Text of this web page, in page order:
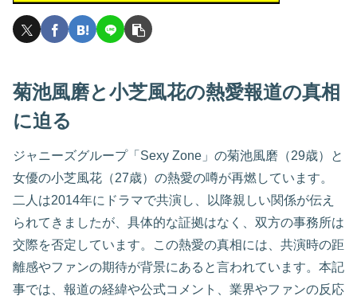
菊池風磨と小芝風花の熱愛報道の真相
に迫る
ジャニーズグループ「Sexy Zone」の菊池風磨（29歳）と
女優の小芝風花（27歳）の熱愛の噂が再燃しています。
二人は2014年にドラマで共演し、以降親しい関係が伝え
られてきましたが、具体的な証拠はなく、双方の事務所は
交際を否定しています。この熱愛の真相には、共演時の距
離感やファンの期待が背景にあると言われています。本記
事では、報道の経緯や公式コメント、業界やファンの反応